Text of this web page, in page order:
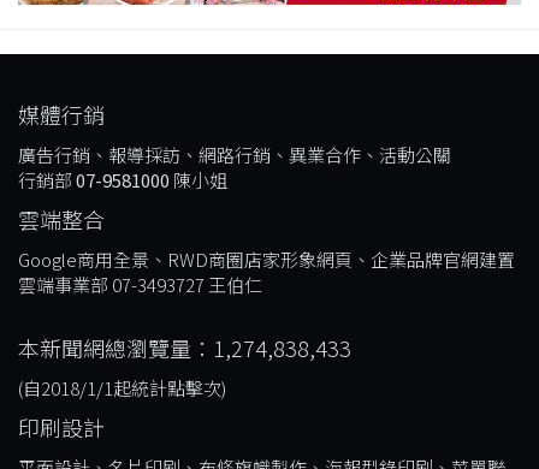
媒體行銷
廣告行銷、報導採訪、網路行銷、異業合作、活動公關
行銷部07-9581000 陳小姐
雲端整合
Google商用全景、RWD商圈店家形象網頁、企業品牌官網建置
雲端事業部 07-3493727 王伯仁
本新聞網總瀏覽量：1,274,838,433
(自2018/1/1起統計點擊次)
印刷設計